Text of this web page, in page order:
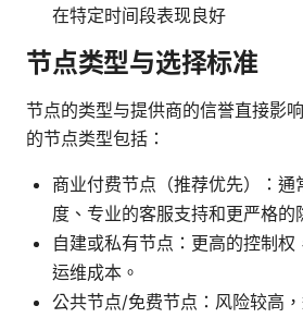
在特定时间段表现良好
节点类型与选择标准
节点的类型与提供商的信誉直接影
的节点类型包括：
商业付费节点（推荐优先）：通
度、专业的客服支持和更严格的
自建或私有节点：更高的控制权
运维成本。
公共节点/免费节点：风险较高